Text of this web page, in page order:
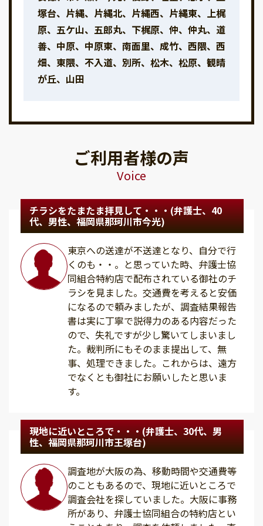
塚台、片縄、片縄北、片縄西、片縄東、上梶
原、五ケ山、五郎丸、下梶原、仲、仲丸、道
善、中原、中原東、南面里、成竹、西隈、西
畑、東隈、不入道、別所、松木、松原、観晴
が丘、山田
ご利用者様の声
Voice
チラシをたまたま拝見して・・・(弁護士、40
代、男性、福岡県那珂川市今光)
東京への送達が不送達となり、自分で行
くのも・・。と思っていた時、弁護士協
同組合特約店で配布されている御社のチ
ラシを見ました。交通費を考えると安価
になるので頼みましたが、調査結果報告
書は実に丁寧で説得力のある内容だった
ので、失礼ですが少し驚いてしまいまし
た。裁判所にもそのまま提出して、無
事、処理できました。これからは、遠方
でなくとも御社にお願いしたと思いま
す。
現地に近いところで・・・(弁護士、30代、男
性、福岡県那珂川市王塚台)
調査地が大阪の為、移動時間や交通費等
のこともあるので、現地に近いところで
調査会社を探していました。大阪に事務
所があり、弁護士協同組合の特約店とい